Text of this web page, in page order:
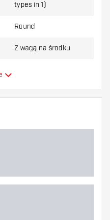
types in 1)
Round
Z wagą na środku